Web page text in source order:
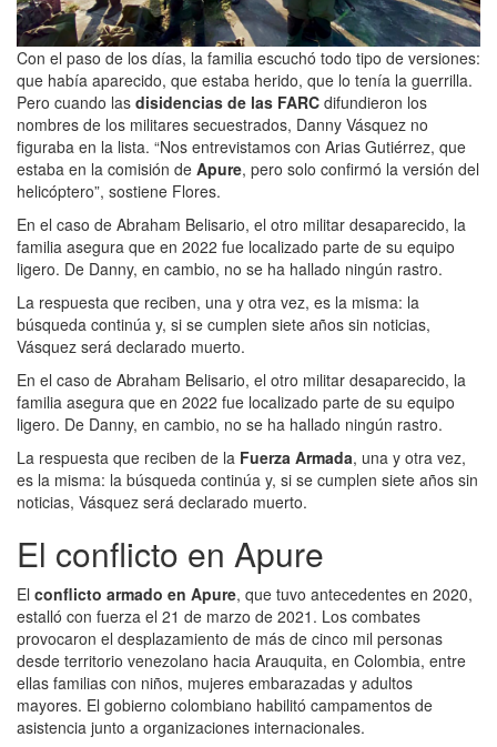
Con el paso de los días, la familia escuchó todo tipo de versiones:
que había aparecido, que estaba herido, que lo tenía la guerrilla.
Pero cuando las disidencias de las FARC difundieron los
nombres de los militares secuestrados, Danny Vásquez no
figuraba en la lista. “Nos entrevistamos con Arias Gutiérrez, que
estaba en la comisión de Apure, pero solo confirmó la versión del
helicóptero”, sostiene Flores.
En el caso de Abraham Belisario, el otro militar desaparecido, la
familia asegura que en 2022 fue localizado parte de su equipo
ligero. De Danny, en cambio, no se ha hallado ningún rastro.
La respuesta que reciben, una y otra vez, es la misma: la
búsqueda continúa y, si se cumplen siete años sin noticias,
Vásquez será declarado muerto.
En el caso de Abraham Belisario, el otro militar desaparecido, la
familia asegura que en 2022 fue localizado parte de su equipo
ligero. De Danny, en cambio, no se ha hallado ningún rastro.
La respuesta que reciben de la Fuerza Armada, una y otra vez,
es la misma: la búsqueda continúa y, si se cumplen siete años sin
noticias, Vásquez será declarado muerto.
El conflicto en Apure
El conflicto armado en Apure, que tuvo antecedentes en 2020,
estalló con fuerza el 21 de marzo de 2021. Los combates
provocaron el desplazamiento de más de cinco mil personas
desde territorio venezolano hacia Arauquita, en Colombia, entre
ellas familias con niños, mujeres embarazadas y adultos
mayores. El gobierno colombiano habilitó campamentos de
asistencia junto a organizaciones internacionales.